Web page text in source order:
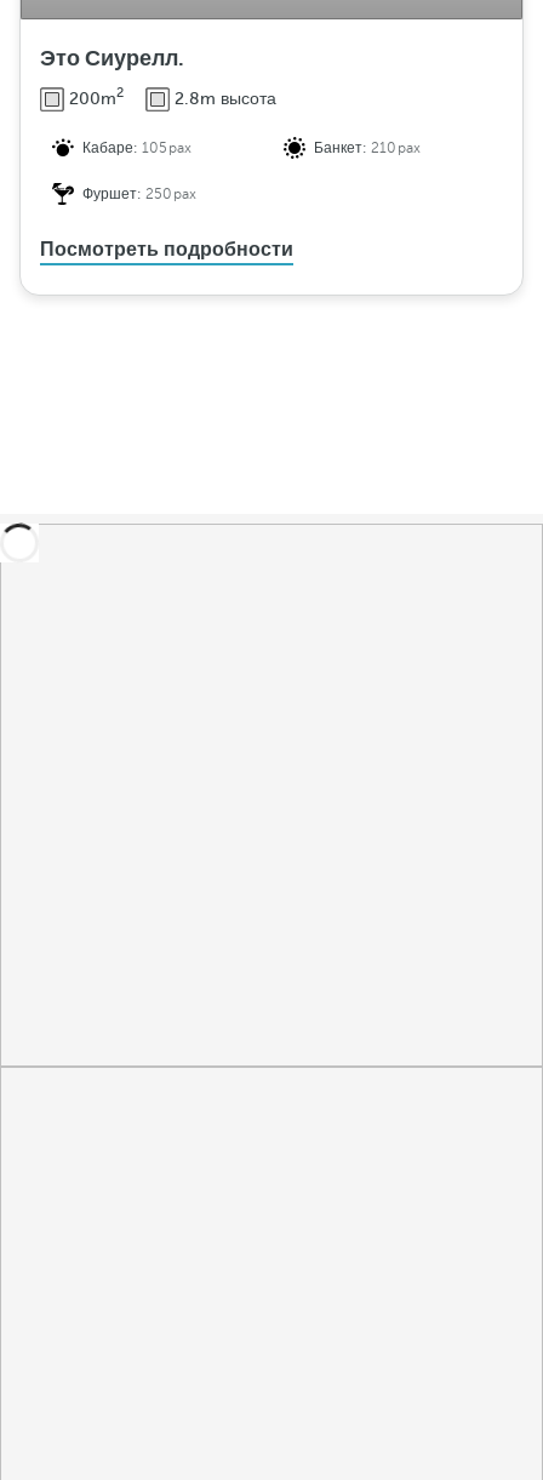
Это Сиурелл.
200m2 2.8m высота
Кабаре:105pax Банкет:210pax
Фуршет:250pax
Посмотреть подробности